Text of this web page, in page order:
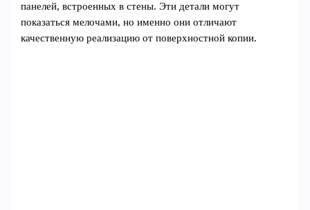
панелей, встроенных в стены. Эти детали могут
показаться мелочами, но именно они отличают
качественную реализацию от поверхностной копии.